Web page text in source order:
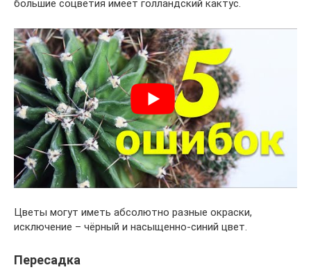
большие соцветия имеет голландский кактус.
Цветы могут иметь абсолютно разные окраски,
исключение – чёрный и насыщенно-синий цвет.
Пересадка